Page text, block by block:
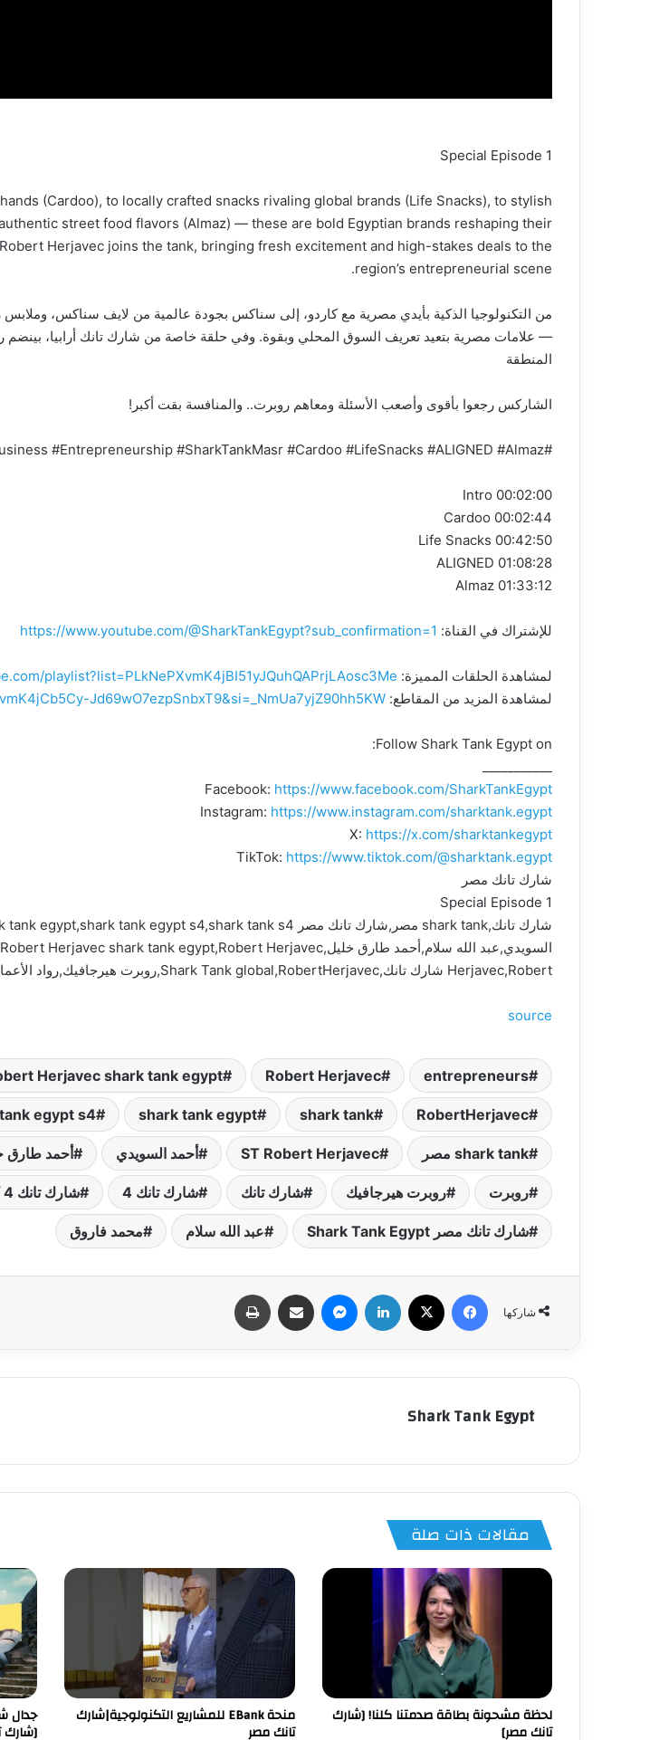
Special Episode 1
(Cardoo), to locally crafted snacks rivaling global brands (Life Snacks), to stylish
street food flavors (Almaz) — these are bold Egyptian brands reshaping their
Herjavec joins the tank, bringing fresh excitement and high-stakes deals to the
region’s entrepreneurial scene.
من التكنولوجيا الذكية بأيدي مصرية مع كاردو، إلى سناكس بجودة عالمية من لايف سناكس،
— علامات مصرية بتعيد تعريف السوق المحلي وبقوة. وفي حلقة خاصة من شارك تانك أرابيا،
المنطقة
الشاركس رجعوا بأقوى وأصعب الأسئلة ومعاهم روبرت.. والمنافسة بقت أكبر!
#robertherjavec #SharkTank #Business #Entrepreneurship #SharkTankMasr #Cardoo #LifeSnacks #ALIGNED #Almaz
00:02:00 Intro
00:02:44 Cardoo
00:42:50 Life Snacks
01:08:28 ALIGNED
01:33:12 Almaz
للإشتراك في القناة: https://www.youtube.com/@SharkTankEgypt?sub_confirmation=1
لمشاهدة الحلقات المميزة: playlist?list=PLkNePXvmK4jBI51yJQuhQAPrjLAosc3Me
لمشاهدة المزيد من المقاطع: Jd69wO7ezpSnbxT9&si=_NmUa7yjZ90hh5KW
Follow Shark Tank Egypt on:
Facebook: https://www.facebook.com/SharkTankEgypt
Instagram: https://www.instagram.com/sharktank.egypt
X: https://x.com/sharktankegypt
TikTok: https://www.tiktok.com/@sharktank.egypt
شارك تانك مصر
Special Episode 1
Herjavec,Robert شارك تانك,Shark Tank global,RobertHerjavec,روبرت هيرجافيك,رواد الأعمال,روبرت,entrepreneurs,محمد فاروق,حمادة فاروق,حماده فاروق
source
entrepreneurs
Robert Herjavec
Herjavec shark tank egypt
RobertHerjavec
shark tank
shark tank egypt
egypt s4
shark tank مصر ST Robert Herjavec أحمد السويدي أحمد طارق
روبرت روبرت هيرجافيك شارك تانك شارك تانك 4 شارك تانك 4 كامل
شارك تانك مصر Shark Tank Egypt عبد الله سلام محمد فاروق
شاركها
فيسبوك لينكدإن ماسنجر مشاركة عبر البريد
Shark Tank Egypt
مقالات ذات صلة
لحظة مشحونة بطاقة صدمتنا كلنا! [شارك
تانك مصر]
منحة EBank للمشاريع التكنولوجية|شارك
تانك مصر [شارك